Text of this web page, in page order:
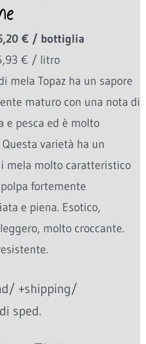
€ / bottiglia
€ / litro
mela Topaz ha un sapore
maturo con una nota di
e pesca ed è molto
varietà ha un
mela molto caratteristico
fortemente
e piena. Esotico,
molto croccante.
+shipping/
sped.